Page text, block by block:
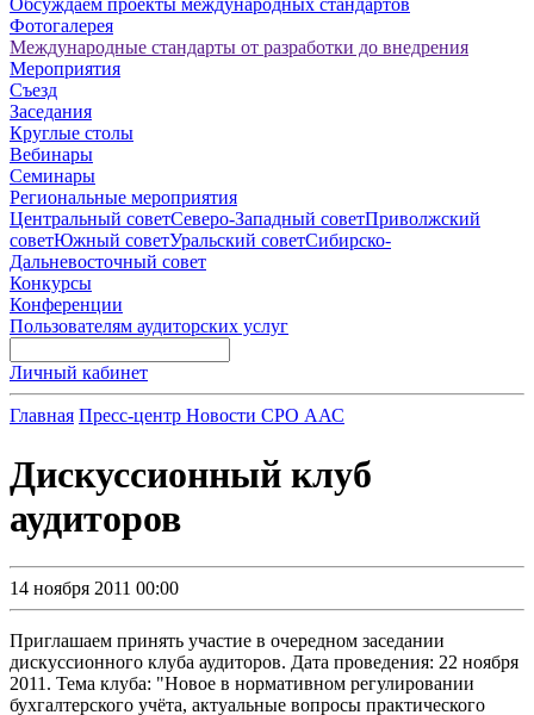
Обсуждаем проекты международных стандартов
Фотогалерея
Международные стандарты от разработки до внедрения
Мероприятия
Съезд
Заседания
Круглые столы
Вебинары
Семинары
Региональные мероприятия
Центральный советСеверо-Западный советПриволжский
советЮжный советУральский советСибирско-
Дальневосточный совет
Конкурсы
Конференции
Пользователям аудиторских услуг
Личный кабинет
Главная Пресс-центр Новости СРО ААС
Дискуссионный клуб
аудиторов
14 ноября 2011 00:00
Приглашаем принять участие в очередном заседании
дискуссионного клуба аудиторов. Дата проведения: 22 ноября
2011. Тема клуба: "Новое в нормативном регулировании
бухгалтерского учёта, актуальные вопросы практического